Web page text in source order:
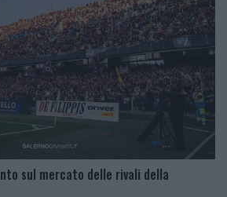
sul mercato delle rivali della